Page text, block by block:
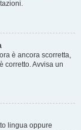
è ancora scorretta,
corretto. Avvisa un
lingua oppure